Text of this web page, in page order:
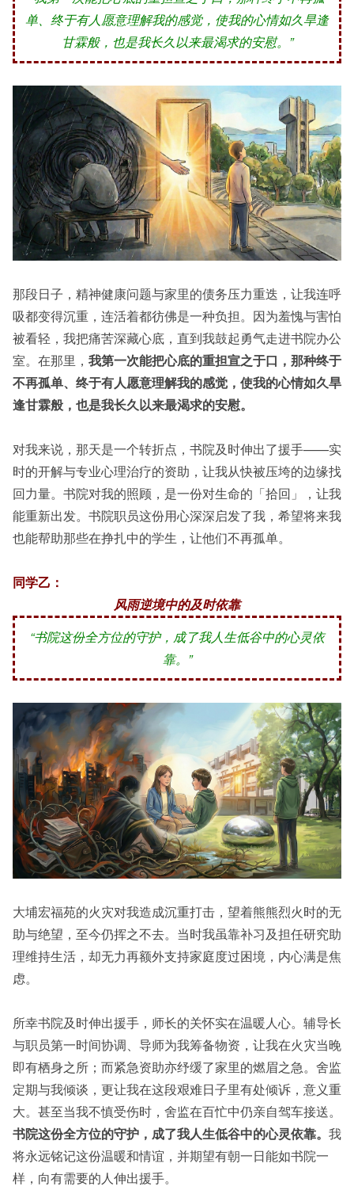
单、终于有人愿意理解我的感觉，使我的心情如久旱逢
甘霖般，也是我长久以来最渴求的安慰。”
那段日子，精神健康问题与家里的债务压力重迭，让我连呼
吸都变得沉重，连活着都彷佛是一种负担。因为羞愧与害怕
被看轻，我把痛苦深藏心底，直到我鼓起勇气走进书院办公
室。在那里， 我第一次能把心底的重担宣之于口，那种终于
不再孤单、终于有人愿意理解我的感觉，使我的心情如久旱
逢甘霖般，也是我长久以来最渴求的安慰。
对我来说，那天是一个转折点，书院及时伸出了援手——实
时的开解与专业心理治疗的资助，让我从快被压垮的边缘找
回力量。书院对我的照顾，是一份对生命的「拾回」，让我
能重新出发。书院职员这份用心深深启发了我，希望将来我
也能帮助那些在挣扎中的学生，让他们不再孤单。
同学乙：
风雨逆境中的及时依靠
“书院这份全方位的守护，成了我人生低谷中的心灵依
靠。”
大埔宏福苑的火灾对我造成沉重打击，望着熊熊烈火时的无
助与绝望，至今仍挥之不去。当时我虽靠补习及担任研究助
理维持生活，却无力再额外支持家庭度过困境，内心满是焦
虑。
所幸书院及时伸出援手，师长的关怀实在温暖人心。辅导长
与职员第一时间协调、导师为我筹备物资，让我在火灾当晚
即有栖身之所；而紧急资助亦纾缓了家里的燃眉之急。舍监
定期与我倾谈，更让我在这段艰难日子里有处倾诉，意义重
大。甚至当我不慎受伤时，舍监在百忙中仍亲自驾车接送。
书院这份全方位的守护，成了我人生低谷中的心灵依靠。 我
将永远铭记这份温暖和情谊，并期望有朝一日能如书院一
样，向有需要的人伸出援手。